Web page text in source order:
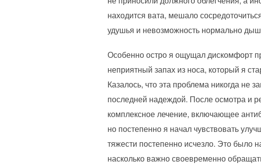
находится вата, мешало
удушья и невозможность нормально
Особенно остро я ощущал дискомфорт
неприятный запах из носа, который я
Казалось, что эта проблема никогда не
последней надеждой. После осмотра и
комплексное лечение, включающее
но постепенно я начал чувствовать
тяжести постепенно исчезло. Это было
насколько важно своевременно